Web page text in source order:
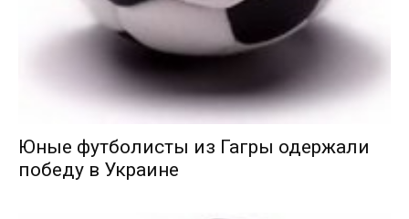
Юные футболисты из Гагры одержали
победу в Украине